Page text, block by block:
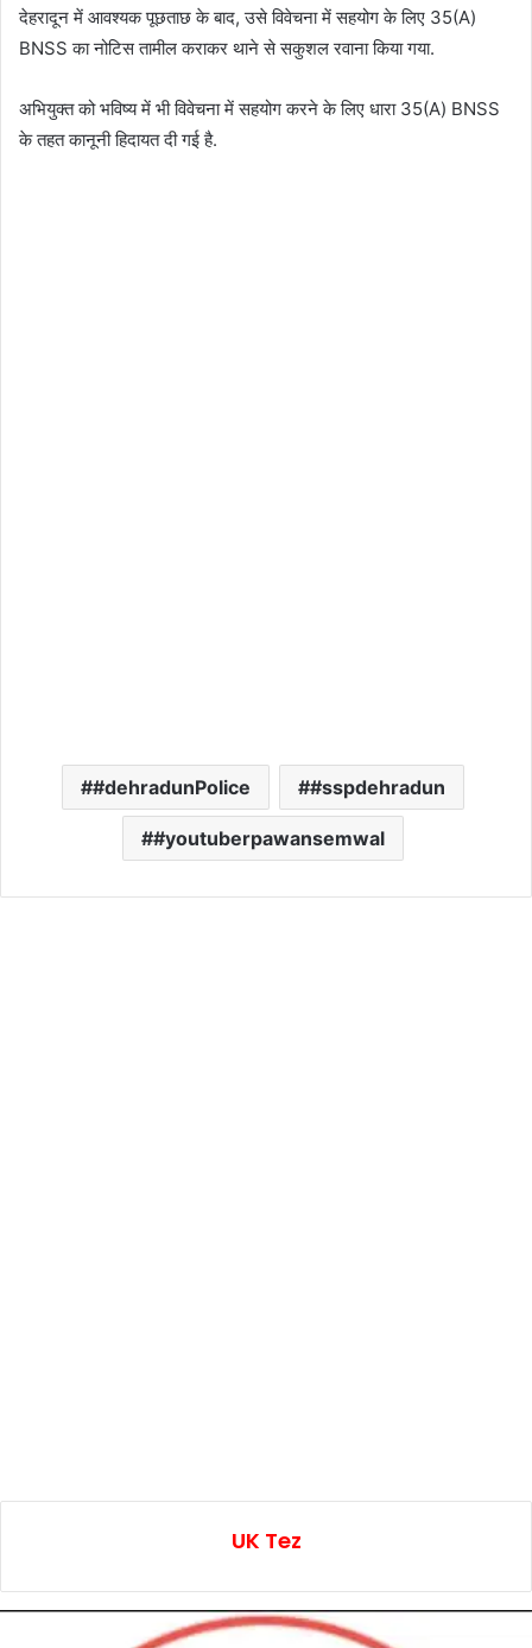
देहरादून में आवश्यक पूछताछ के बाद, उसे विवेचना में सहयोग के लिए 35(A)
BNSS का नोटिस तामील कराकर थाने से सकुशल रवाना किया गया.
अभियुक्त को भविष्य में भी विवेचना में सहयोग करने के लिए धारा 35(A) BNSS
के तहत कानूनी हिदायत दी गई है.
#dehradunPolice #sspdehradun
#youtuberpawansemwal
UK Tez